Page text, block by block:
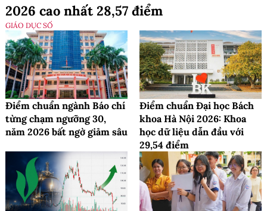
2026 cao nhất 28,57 điểm
GIÁO DỤC SỐ
Điểm chuẩn ngành Báo chí
từng chạm ngưỡng 30,
năm 2026 bất ngờ giảm sâu
Điểm chuẩn Đại học Bách
khoa Hà Nội 2026: Khoa
học dữ liệu dẫn đầu với
29,54 điểm